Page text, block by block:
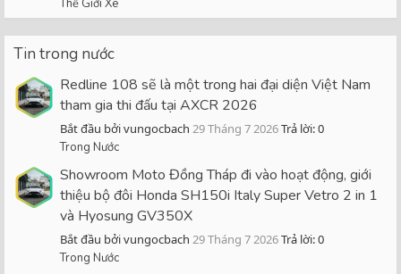
Thế Giới Xe
Tin trong nước
Redline 108 sẽ là một trong hai đại diện Việt Nam
tham gia thi đấu tại AXCR 2026
Bắt đầu bởi vungocbach 29 Tháng 7 2026Trả lời: 0
Trong Nước
Showroom Moto Đồng Tháp đi vào hoạt động, giới
thiệu bộ đôi Honda SH150i Italy Super Vetro 2 in 1
và Hyosung GV350X
Bắt đầu bởi vungocbach 29 Tháng 7 2026Trả lời: 0
Trong Nước